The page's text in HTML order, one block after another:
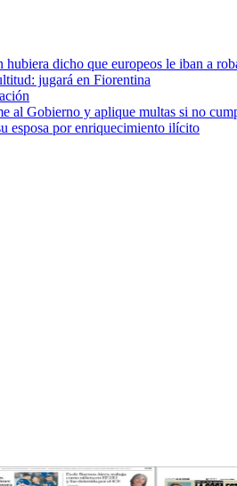
dicho que europeos le iban a
jugará en Fiorentina
al Gobierno y aplique multas si no
esposa por enriquecimiento ilícito